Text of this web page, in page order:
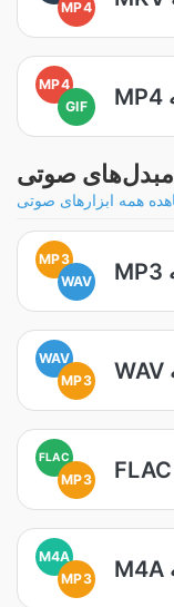
MP4
MP4
GIF
مبدل‌های صوتی
MP3
WAV
WAV
MP3
FLAC
MP3
M4A
MP3